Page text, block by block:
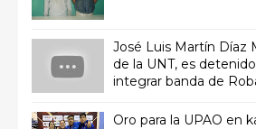
José Luis Martín Díaz
de la UNT, es
integrar banda de
Oro para la UPAO en